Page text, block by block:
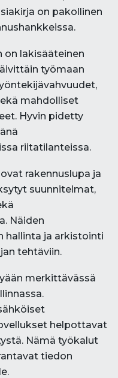
on pakollinen
on lakisääteinen
työmaan
mahdolliset
Hyvin pidetty
riitatilanteissa.
rakennuslupa ja
suunnitelmat,
Näiden
hallinta ja arkistointi
tehtäviin.
merkittävässä
helpottavat
Nämä työkalut
tiedon